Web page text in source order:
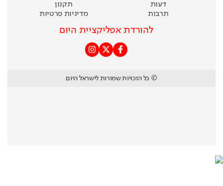
דעות
תרבות
תקנון
מדיניות פרטיות
להורדת אפליקציית היום
© כל הזכויות שמורות לישראל היום